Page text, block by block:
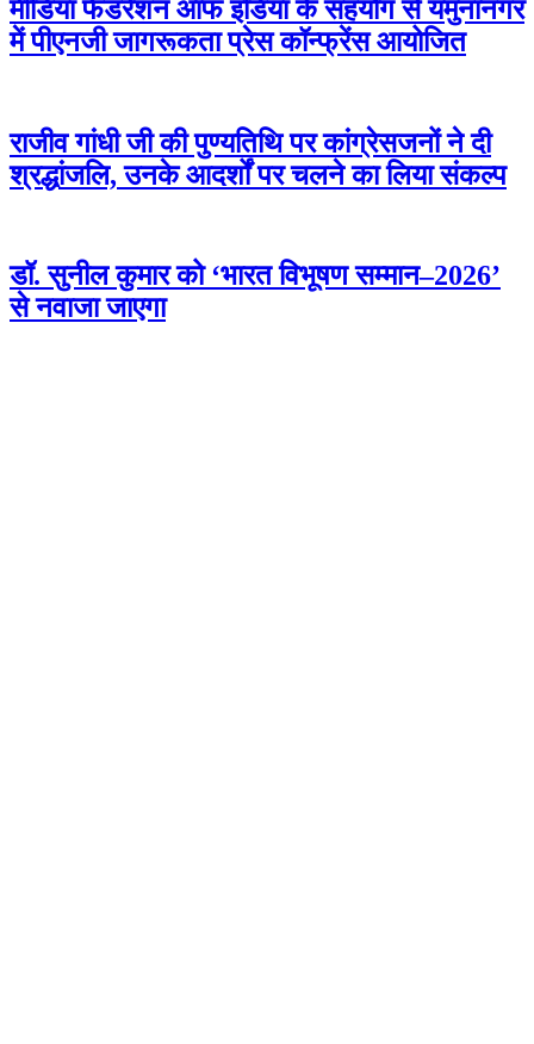
मीडिया फेडरेशन ऑफ इंडिया के सहयोग से यमुनानगर
में पीएनजी जागरूकता प्रेस कॉन्फ्रेंस आयोजित
राजीव गांधी जी की पुण्यतिथि पर कांग्रेसजनों ने दी
श्रद्धांजलि, उनके आदर्शों पर चलने का लिया संकल्प
डॉ. सुनील कुमार को ‘भारत विभूषण सम्मान–2026’
से नवाजा जाएगा